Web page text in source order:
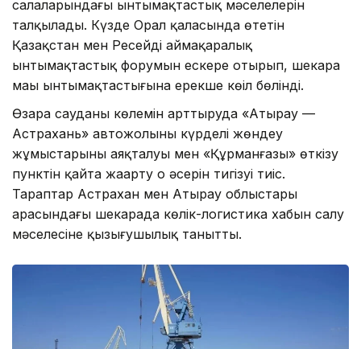
салаларындағы ынтымақтастық мәселелерін
талқылады. Күзде Орал қаласында өтетін
Қазақстан мен Ресейдің аймақаралық
ынтымақтастық форумын ескере отырып, шекара
маңы ынтымақтастығына ерекше көңіл бөлінді.
Өзара сауданың көлемін арттыруда «Атырау —
Астрахань» автожолының күрделі жөндеу
жұмыстарының аяқталуы мен «Құрманғазы» өткізу
пунктін қайта жаңарту оң әсерін тигізуі тиіс.
Тараптар Астрахан мен Атырау облыстары
арасындағы шекарада көлік-логистика хабын салу
мәселесіне қызығушылық танытты.